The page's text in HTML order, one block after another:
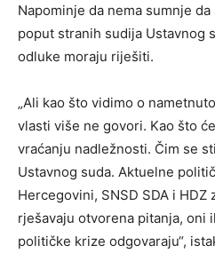
Napominje da nema sumnje
poput stranih sudija Ustavnog
odluke moraju riješiti.
„Ali kao što vidimo o
vlasti više ne govori. Kao što
vraćanju nadležnosti. Čim se
Ustavnog suda. Aktuelne
Hercegovini, SNSD SDA i HDZ
rješavaju otvorena pitanja, oni
političke krize odgovaraju“,